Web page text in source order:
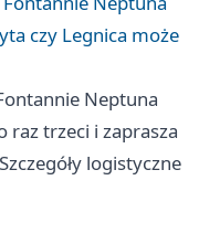
czy Legnica może
Neptuna
raz trzeci i zaprasza
logistyczne